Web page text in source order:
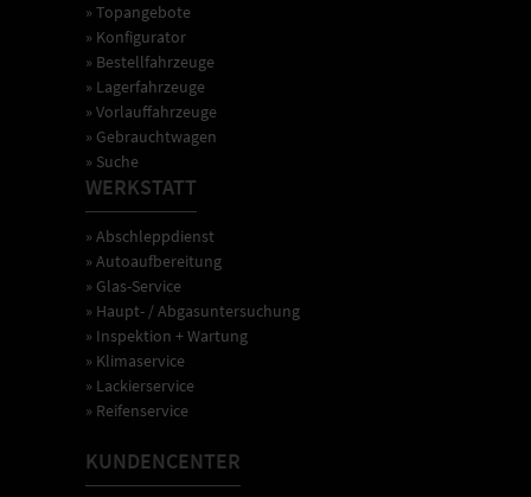
» Topangebote
» Konfigurator
» Bestellfahrzeuge
» Lagerfahrzeuge
» Vorlauffahrzeuge
» Gebrauchtwagen
» Suche
WERKSTATT
» Abschleppdienst
» Autoaufbereitung
» Glas-Service
» Haupt- / Abgasuntersuchung
» Inspektion + Wartung
» Klimaservice
» Lackierservice
» Reifenservice
KUNDENCENTER